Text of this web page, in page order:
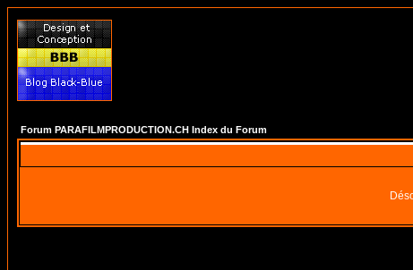
Forum PARAFILMPRODUCTION.CH Index du Forum